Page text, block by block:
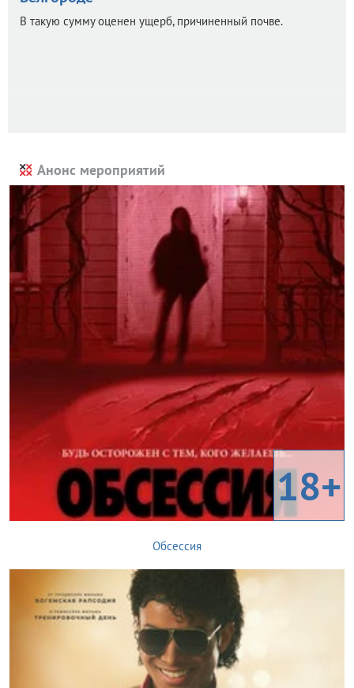
В такую сумму оценен ущерб, причиненный почве.
Анонс мероприятий
18+
Обсессия